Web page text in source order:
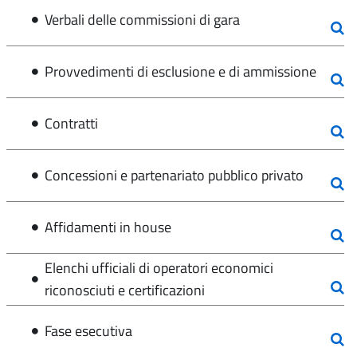
Verbali delle commissioni di gara
Provvedimenti di esclusione e di ammissione
Contratti
Concessioni e partenariato pubblico privato
Affidamenti in house
Elenchi ufficiali di operatori economici
riconosciuti e certificazioni
Fase esecutiva